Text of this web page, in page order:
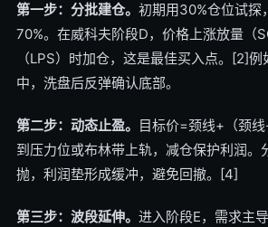
第一步：分批建仓。 初期用30%仓位试探
70%。在威科夫阶段D，价格上涨放量（
（LPS）时加仓，这是最佳买入点。[2]
中，洗盘后反弹确认底部。
第二步：动态止盈。 目标价=颈线+（颈
到压力位或布林带上轨，减仓保护利润。
抛，利润垫形成缓冲，避免回撤。[4]
第三步：波段延伸。 进入阶段E，需求主